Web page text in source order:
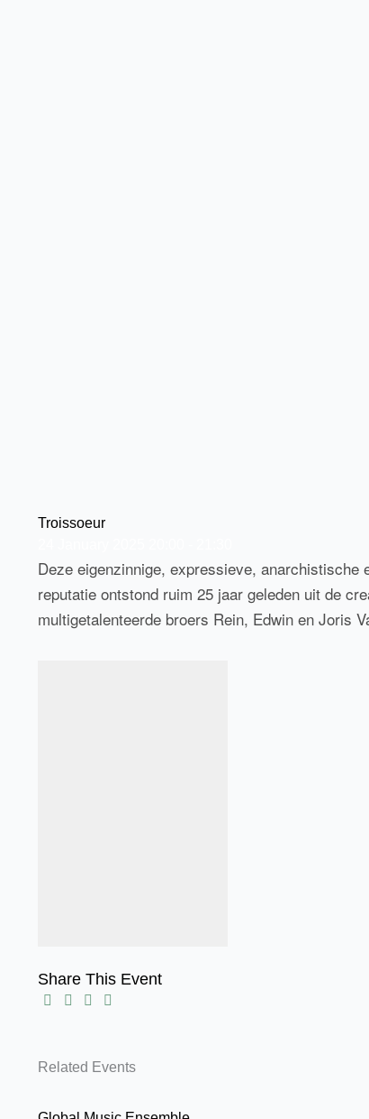
Troissoeur
Deze eigenzinnige, expressieve,
reputatie ontstond ruim 25 jaar geleden uit de
multigetalenteerde broers Rein, Edwin en Joris
Share This Event
Related Events